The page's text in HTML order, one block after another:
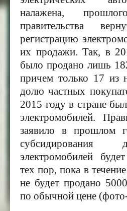
налажена,
правительства
регистрацию
их продажи. Так, в
было продано лишь
причем только 17 из
долю частных
2015 году в стране
электромобилей.
заявило в прошлом
электромобилей
тех пор, пока в
не будет продано
по обычной цене